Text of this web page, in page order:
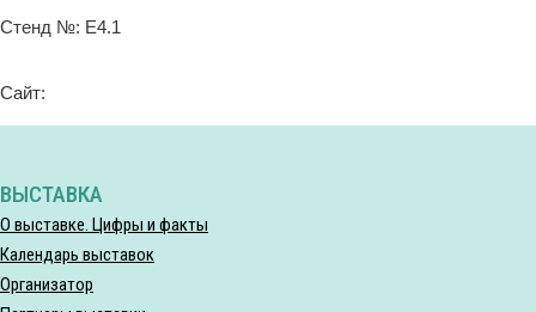
Стенд №: Е4.1
Сайт:
ВЫСТАВКА
О выставке. Цифры и факты
Календарь выставок
Организатор